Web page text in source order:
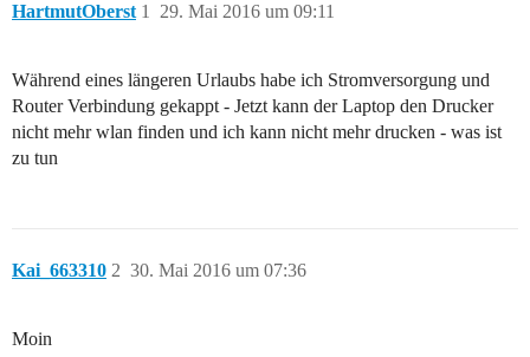
HartmutOberst 29. Mai 2016 um 09:11
1
Während eines längeren Urlaubs habe ich Stromversorgung und
Router Verbindung gekappt - Jetzt kann der Laptop den Drucker
nicht mehr wlan finden und ich kann nicht mehr drucken - was ist
zu tun
Kai_663310 30. Mai 2016 um 07:36
2
Moin